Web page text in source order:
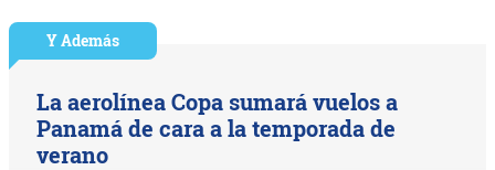
Y Además
La aerolínea Copa sumará vuelos a
Panamá de cara a la temporada de
verano